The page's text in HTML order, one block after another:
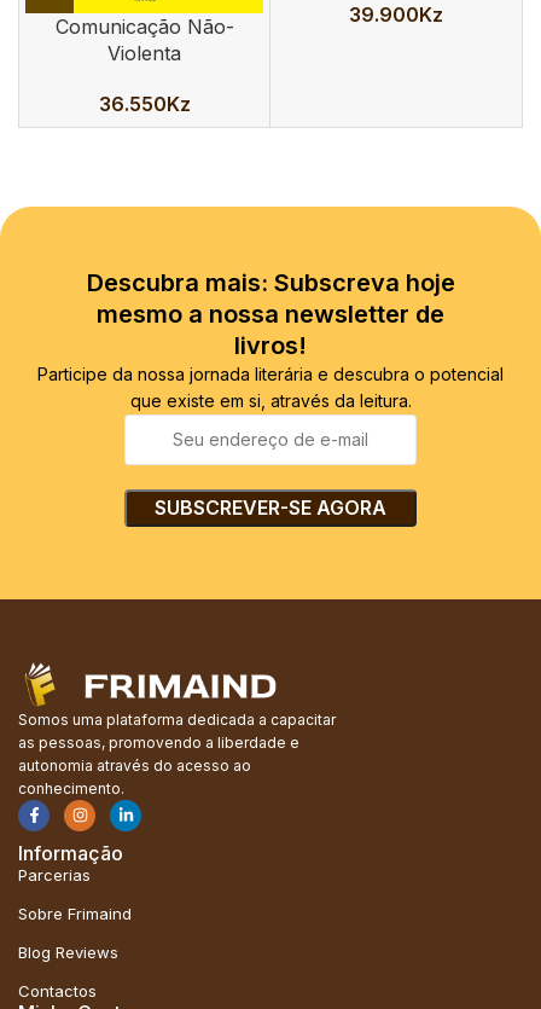
Comunicação Não-
Violenta
36.550Kz
39.900Kz
Descubra mais: Subscreva hoje
mesmo a nossa newsletter de
livros!
Participe da nossa jornada literária e descubra o potencial
que existe em si, através da leitura.
Somos uma plataforma dedicada a capacitar
as pessoas, promovendo a liberdade e
autonomia através do acesso ao
conhecimento.
Informação
Parcerias
Sobre Frimaind
Blog Reviews
Contactos